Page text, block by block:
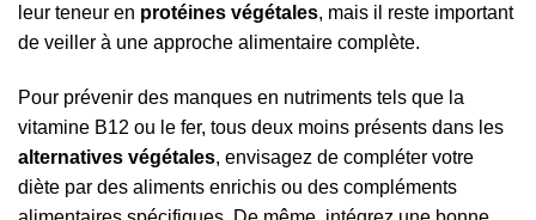
leur teneur en protéines végétales, mais il reste important
de veiller à une approche alimentaire complète.
Pour prévenir des manques en nutriments tels que la
vitamine B12 ou le fer, tous deux moins présents dans les
alternatives végétales, envisagez de compléter votre
diète par des aliments enrichis ou des compléments